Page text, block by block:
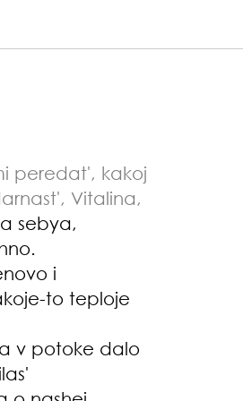
peredat', kakoj
Vitalina,
sebya,
i
to teploje
v potoke dalo